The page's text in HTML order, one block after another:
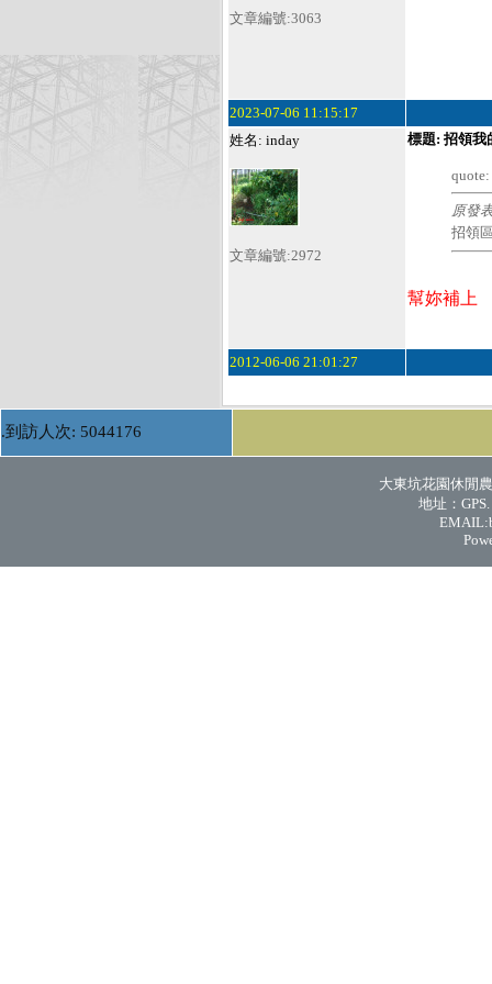
文章編號:3063
2023-07-06 11:15:17
姓名: inday
文章編號:2972
標題: 招領我
quote:
原發
招領
幫妳補上
2012-06-06 21:01:27
.到訪人次: 5044176
大東坑花園休閒
地址：GPS.
EMAIL: